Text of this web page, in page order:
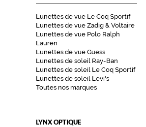
Lunettes de vue Le Coq Sportif
Lunettes de vue Zadig & Voltaire
Lunettes de vue Polo Ralph
Lauren
Lunettes de vue Guess
Lunettes de soleil Ray-Ban
Lunettes de soleil Le Coq Sportif
Lunettes de soleil Levi's
Toutes nos marques
LYNX OPTIQUE